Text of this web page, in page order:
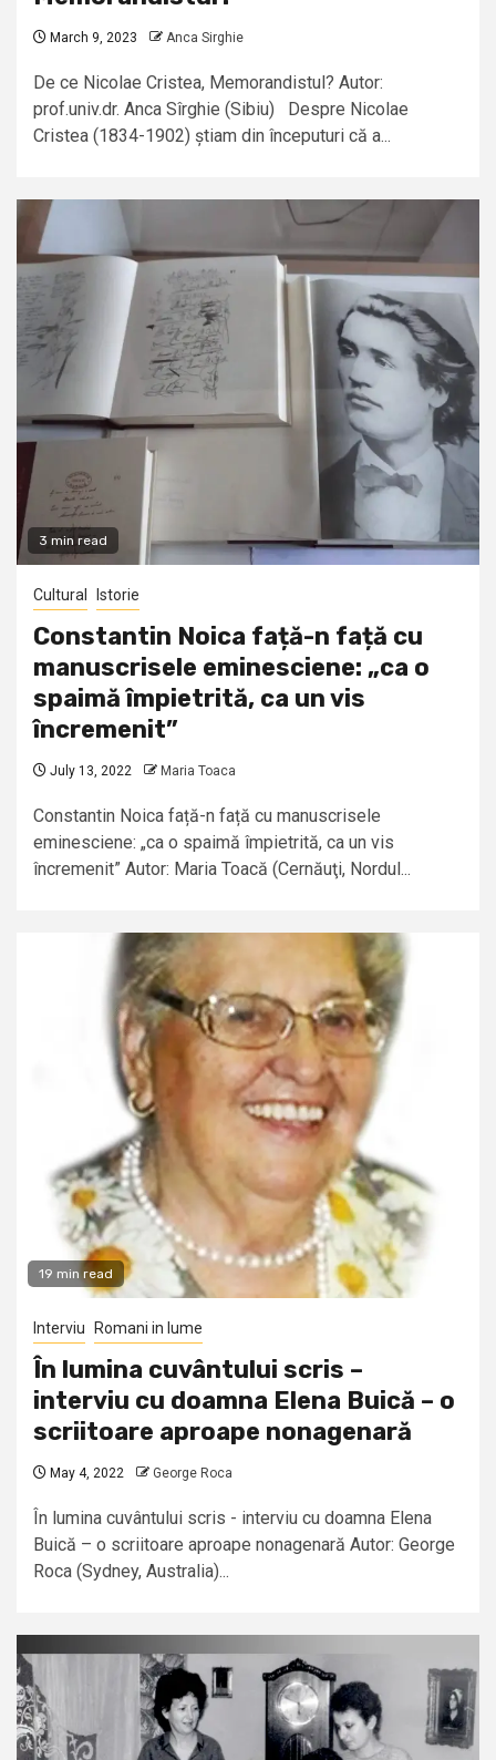
March 9, 2023 Anca Sirghie
De ce Nicolae Cristea, Memorandistul? Autor:
prof.univ.dr. Anca Sîrghie (Sibiu) Despre Nicolae
Cristea (1834-1902) știam din începuturi că a...
3 min read
Cultural Istorie
Constantin Noica față-n față cu
manuscrisele eminesciene: „ca o
spaimă împietrită, ca un vis
încremenit”
July 13, 2022 Maria Toaca
Constantin Noica față-n față cu manuscrisele
eminesciene: „ca o spaimă împietrită, ca un vis
încremenit” Autor: Maria Toacă (Cernăuţi, Nordul...
19 min read
Interviu Romani in lume
În lumina cuvântului scris –
interviu cu doamna Elena Buică – o
scriitoare aproape nonagenară
May 4, 2022 George Roca
În lumina cuvântului scris - interviu cu doamna Elena
Buică – o scriitoare aproape nonagenară Autor: George
Roca (Sydney, Australia)...